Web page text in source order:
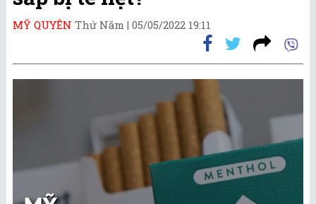
MỸ QUYÊN Thứ Năm | 05/05/2022 19:11